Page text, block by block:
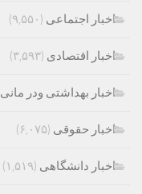
اخبار اجتماعی (۹,۵۵۰)
اخبار اقتصادی (۳,۵۹۳)
اخبار بهداشتی ودر مانی
اخبار حقوقی (۶,۰۷۵)
اخبار دانشگاهی (۱,۵۱۹)